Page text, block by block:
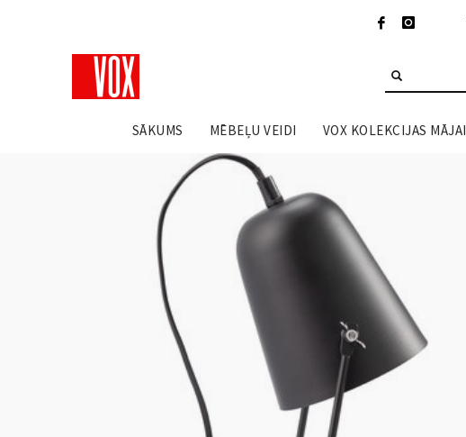
SĀKUMS MĒBEĻU VEIDI VOX KOLEKCIJAS MĀJAI